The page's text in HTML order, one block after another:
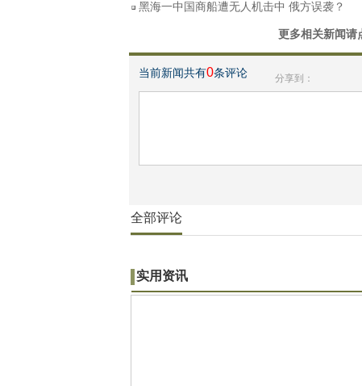
黑海一中国商船遭无人机击中 俄方误袭？
更多相关新闻请
当前新闻共有0条评论 分享到：
全部评论
实用资讯